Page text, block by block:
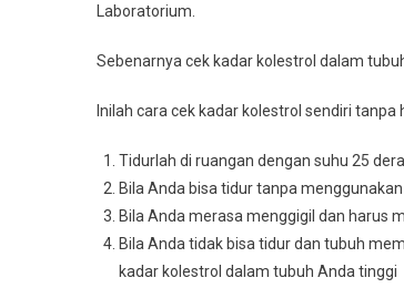
Laboratorium.
Sebenarnya cek kadar kolestrol dalam
Inilah cara cek kadar kolestrol sendiri
Tidurlah di ruangan dengan suhu 25
Bila Anda bisa tidur tanpa
Bila Anda merasa menggigil dan harus
Bila Anda tidak bisa tidur dan tubuh
kadar kolestrol dalam tubuh Anda tinggi